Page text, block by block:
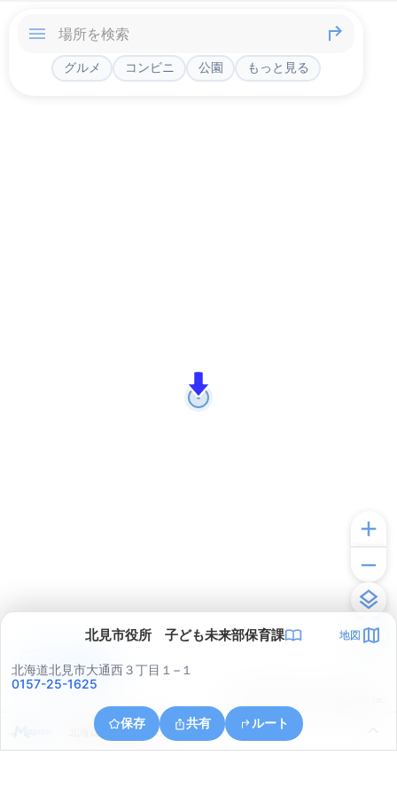
グルメ コンビニ 公園 もっと見る
北見市役所 子ども未来部保育課 地図
北海道北見市大通西３丁目１−１
0157-25-1625
保存 共有 ルート
北海道北見市清見町
アプリで見る